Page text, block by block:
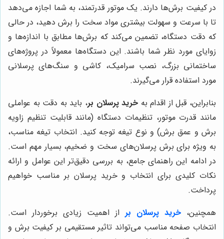
در کیفیت برش‌ها دارند. یک موتور قدرتمند، به شما اجازه می‌دهد
تا با سرعت و سهولت بیشتری مواد سخت را برش دهید، در حالی
که دقت دستگاه، تضمین می‌کند که برش‌ها مطابق با اندازه‌ها و
زوایای مورد نظر شما باشند. این دستگاه‌ها معمولاً در پروژه‌های
ساختمانی بزرگ، نصب سرامیک، کاشی و سنگ‌های پرسلانی
مورد استفاده قرار می‌گیرند.
بنابراین، قبل از اقدام به خرید پرسلان بر، باید به دقت به عواملی
مانند قدرت موتور، تنظیمات دستگاه (مانند قابلیت تنظیم زاویه
برش و عمق برش) و نوع تیغه توجه کنید. انتخاب تیغه مناسب،
به ویژه برای برش پرسلان‌های سخت و ضخیم، بسیار مهم است.
در ادامه این راهنمای جامع، به بررسی دقیق‌تر این عوامل و ارائه
نکات کلیدی برای انتخاب و خرید پرسلان بر مناسب خواهیم
پرداخت.
همچنین، خرید پرسلان بر از اهمیت زیادی برخوردار است.
انتخاب صفحه مناسب می‌تواند تاثیر مستقیمی بر کیفیت برش و